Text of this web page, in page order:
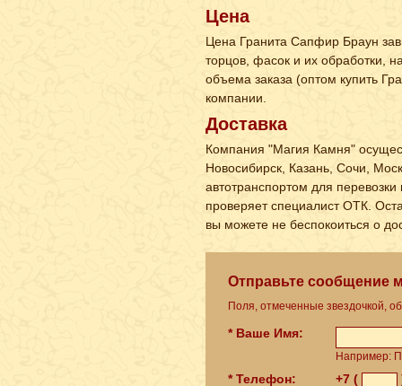
Цена
Цена Гранита Сапфир Браун
торцов, фасок и их обработки,
объема заказа (оптом купить
компании.
Доставка
Компания "Магия Камня"
Новосибирск, Казань, Сочи,
автотранспортом для
проверяет специалист ОТК.
вы можете не беспокоиться о
Отправьте сообщение
Поля, отмеченные звездочкой,
* Ваше Имя:
Например:
* Телефон: +7 (